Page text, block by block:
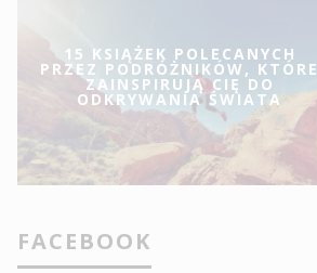
15 KSIĄŻEK POLECANYCH
PRZEZ PODRÓŻNIKÓW, KTÓRE
ZAINSPIRUJĄ CIĘ DO
ODKRYWANIA ŚWIATA
FACEBOOK